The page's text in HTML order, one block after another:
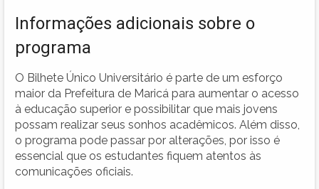
Informações adicionais sobre o
programa
O Bilhete Único Universitário é parte de um esforço
maior da Prefeitura de Maricá para aumentar o acesso
à educação superior e possibilitar que mais jovens
possam realizar seus sonhos acadêmicos. Além disso,
o programa pode passar por alterações, por isso é
essencial que os estudantes fiquem atentos às
comunicações oficiais.